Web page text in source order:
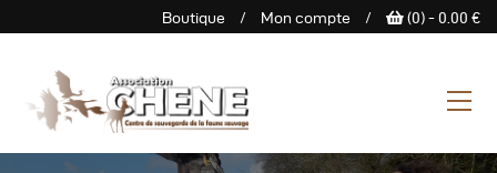
Boutique / Mon compte / (0) - 0.00 €
ASSOCIATION CHENE
Centre de Sauvegarde de la
faune sauvage